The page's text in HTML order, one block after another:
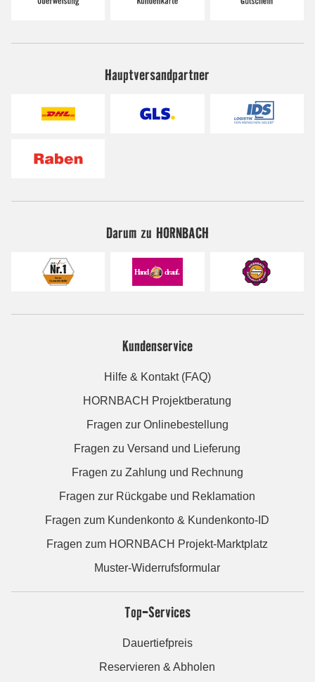
Hauptversandpartner
Darum zu HORNBACH
Kundenservice
Hilfe & Kontakt (FAQ)
HORNBACH Projektberatung
Fragen zur Onlinebestellung
Fragen zu Versand und Lieferung
Fragen zu Zahlung und Rechnung
Fragen zur Rückgabe und Reklamation
Fragen zum Kundenkonto & Kundenkonto-ID
Fragen zum HORNBACH Projekt-Marktplatz
Muster-Widerrufsformular
Top-Services
Dauertiefpreis
Reservieren & Abholen